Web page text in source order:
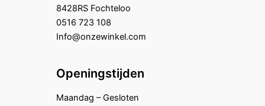
8428RS Fochteloo
0516 723 108
Info@onzewinkel.com
Openingstijden
Maandag – Gesloten